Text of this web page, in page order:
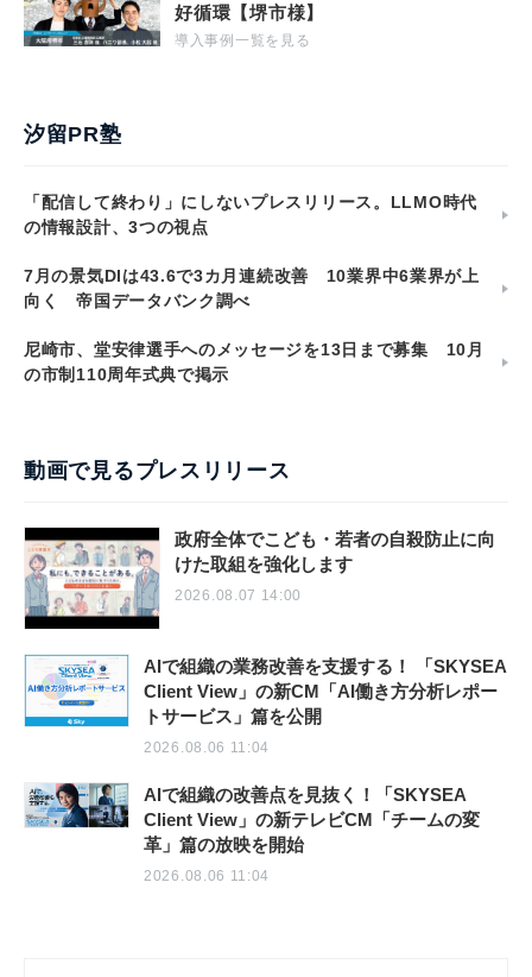
好循環【堺市様】
導入事例一覧を見る
汐留PR塾
「配信して終わり」にしないプレスリリース。LLMO時代
の情報設計、3つの視点
7月の景気DIは43.6で3カ月連続改善 10業界中6業界が上
向く 帝国データバンク調べ
尼崎市、堂安律選手へのメッセージを13日まで募集 10月
の市制110周年式典で掲示
動画で見るプレスリリース
政府全体でこども・若者の自殺防止に向
けた取組を強化します
2026.08.07 14:00
AIで組織の業務改善を支援する！ 「SKYSEA
Client View」の新CM「AI働き方分析レポー
トサービス」篇を公開
2026.08.06 11:04
AIで組織の改善点を見抜く！「SKYSEA
Client View」の新テレビCM「チームの変
革」篇の放映を開始
2026.08.06 11:04